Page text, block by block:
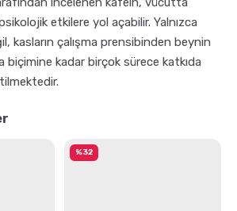
etkilere yol açabilir. Yalnızca
kasların çalışma prensibinden beynin
biçimine kadar birçok sürece katkıda
%32